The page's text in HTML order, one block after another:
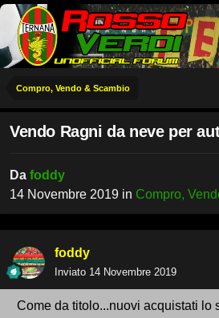
Compro, Vendo & Scambio
Vendo Ragni da neve per
Da foddy
14 Novembre 2019 in Compro,
foddy
Inviato 14 Novembre 2019
Come da titolo...nuovi acquistati lo